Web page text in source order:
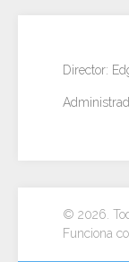
Director:
© 2026.
Funciona